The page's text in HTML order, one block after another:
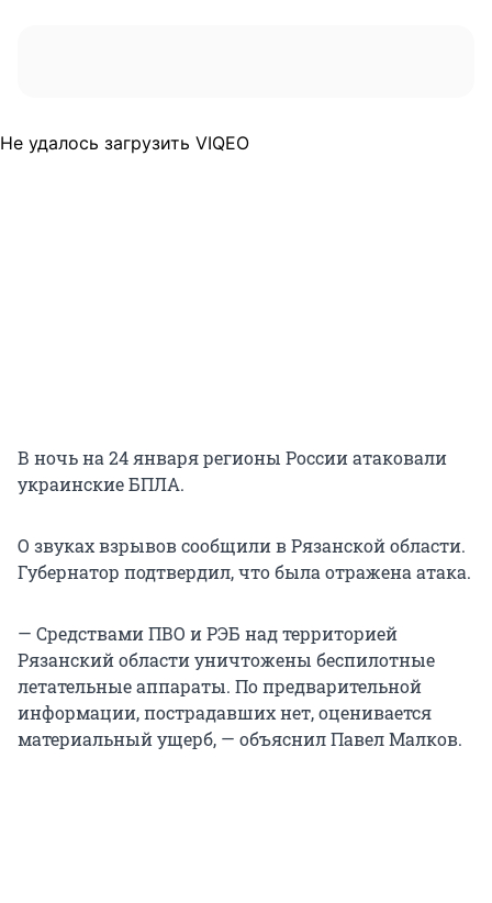
Не удалось загрузить VIQEO
В ночь на 24 января регионы России атаковали
украинские БПЛА.
О звуках взрывов сообщили в Рязанской области.
Губернатор подтвердил, что была отражена атака.
— Средствами ПВО и РЭБ над территорией
Рязанский области уничтожены беспилотные
летательные аппараты. По предварительной
информации, пострадавших нет, оценивается
материальный ущерб, — объяснил Павел Малков.